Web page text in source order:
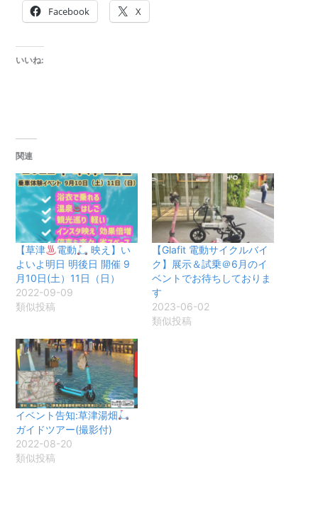
Facebook X
いいね:
関連
【草津 電動
映え】い
よいよ明日 明後日 開催 9
月10日(土）11日（日）
2022-09-09
類似投稿
【Glafit 電動サイクルバイ
ク】展示＆試乗＠6月のイ
ベントでお待ちしておりま
す
2023-06-02
類似投稿
イベント告知:草津湯畑
ガイドツアー(撮影付)
2022-08-20
類似投稿